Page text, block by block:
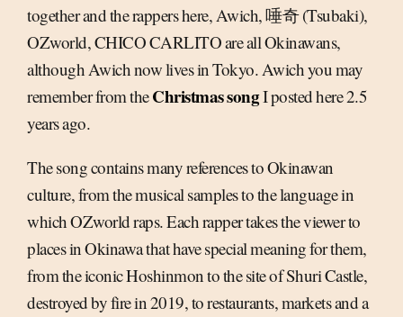
together and the rappers here, Awich, 唾奇 (Tsubaki),
OZworld, CHICO CARLITO are all Okinawans,
although Awich now lives in Tokyo. Awich you may
remember from theChristmas songI posted here 2.5
years ago.
The song contains many references to Okinawan
culture, from the musical samples to the language in
which OZworld raps. Each rapper takes the viewer to
places in Okinawa that have special meaning for them,
from the iconic Hoshinmon to the site of Shuri Castle,
destroyed by fire in 2019, to restaurants, markets and a